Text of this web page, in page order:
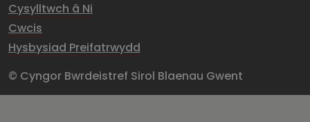
Cysylltwch â Ni
Cwcis
Hysbysiad Preifatrwydd
© Cyngor Bwrdeistref Sirol Blaenau Gwent